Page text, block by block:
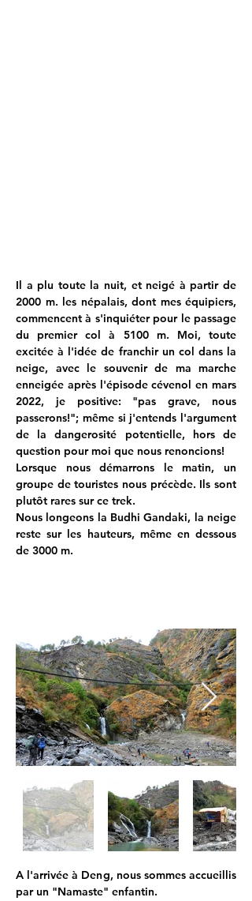
Il a plu toute la nuit, et neigé à partir de
2000 m. les népalais, dont mes équipiers,
commencent à s'inquiéter pour le passage
du premier col à 5100 m. Moi, toute
excitée à l'idée de franchir un col dans la
neige, avec le souvenir de ma marche
enneigée après l'épisode cévenol en mars
2022, je positive: "pas grave, nous
passerons!"; même si j'entends l'argument
de la dangerosité potentielle, hors de
question pour moi que nous renoncions!
Lorsque nous démarrons le matin, un
groupe de touristes nous précède. Ils sont
plutôt rares sur ce trek.
Nous longeons la Budhi Gandaki, la neige
reste sur les hauteurs, même en dessous
de 3000 m.
A l'arrivée à Deng, nous sommes accueillis
par un "Namaste" enfantin.